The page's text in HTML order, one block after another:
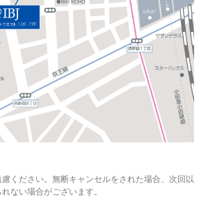
ください。無断キャンセルをされた場合、次回以
ない場合がございます。